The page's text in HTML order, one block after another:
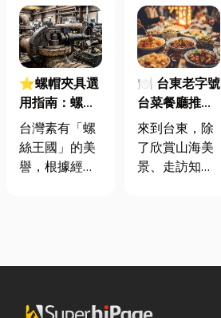
⭐螺帽夾具選
用指南：螺母
挾具頻繁耗
損？3大關鍵
提升扣件成型
台灣素有「螺
絲王國」的美
譽，根據經濟
額高達 42.1
螺帽（HS
🍽️ 台東老字號
台菜餐廳推薦
｜在地人聚餐
首選，經典合
菜一次滿足
來到台東，除
了欣賞山海美
景、走訪知名
相較於一般小